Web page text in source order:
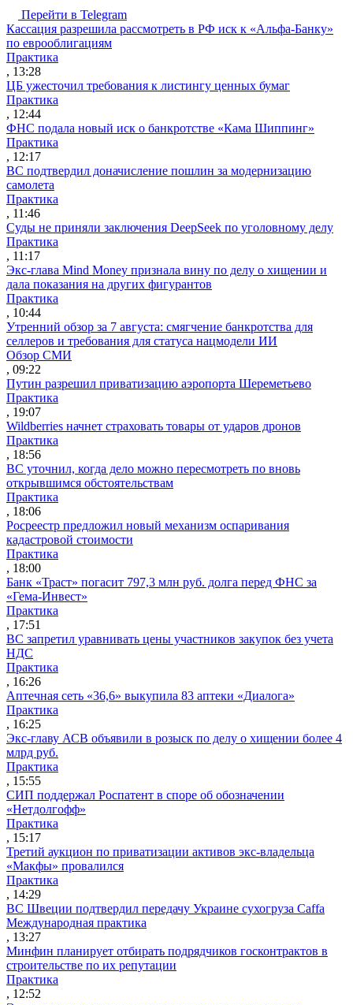
Перейти в Telegram
Кассация разрешила рассмотреть в РФ иск к «Альфа-Банку»
по еврооблигациям
Практика
, 13:28
ЦБ ужесточил требования к листингу ценных бумаг
Практика
, 12:44
ФНС подала новый иск о банкротстве «Кама Шиппинг»
Практика
, 12:17
ВС подтвердил доначисление пошлин за модернизацию
самолета
Практика
, 11:46
Суды не приняли заключения DeepSeek по уголовному делу
Практика
, 11:17
Экс-глава Mind Money признала вину по делу о хищении и
дала показания на других фигурантов
Практика
, 10:44
Утренний обзор за 7 августа: смягчение банкротства для
селлеров и требования для статуса нацмодели ИИ
Обзор СМИ
, 09:22
Путин разрешил приватизацию аэропорта Шереметьево
Практика
, 19:07
Wildberries начнет страховать товары от ударов дронов
Практика
, 18:56
ВС уточнил, когда дело можно пересмотреть по вновь
открывшимся обстоятельствам
Практика
, 18:06
Росреестр предложил новый механизм оспаривания
кадастровой стоимости
Практика
, 18:00
Банк «Траст» погасит 797,3 млн руб. долга перед ФНС за
«Гема-Инвест»
Практика
, 17:51
ВС запретил уравнивать цены участников закупок без учета
НДС
Практика
, 16:26
Аптечная сеть «36,6» выкупила 83 аптеки «Диалога»
Практика
, 16:25
Экс-главу АСВ объявили в розыск по делу о хищении более 4
млрд руб.
Практика
, 15:55
СИП поддержал Роспатент в споре об обозначении
«Нетдолгофф»
Практика
, 15:17
Третий аукцион по приватизации активов экс-владельца
«Макфы» провалился
Практика
, 14:29
ВС Швеции подтвердил передачу Украине сухогруза Caffa
Международная практика
, 13:27
Минфин планирует отбирать подрядчиков госконтрактов в
строительстве по их репутации
Практика
, 12:52